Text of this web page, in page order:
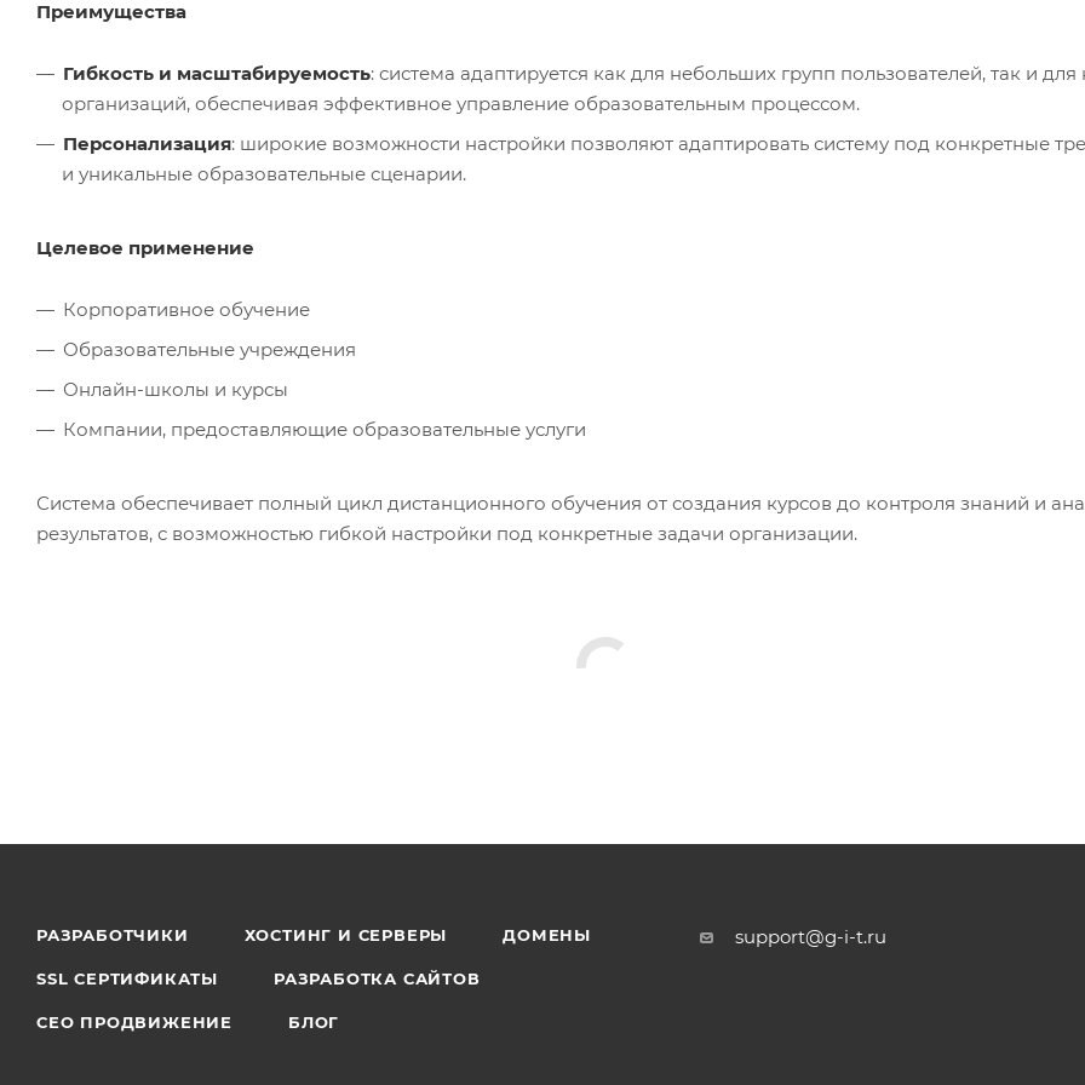
Преимущества
Гибкость и масштабируемость: система адаптируется как для небольших групп пользователей, так и
организаций, обеспечивая эффективное управление образовательным процессом.
Персонализация: широкие возможности настройки позволяют адаптировать систему под конкретные
и уникальные образовательные сценарии.
Целевое применение
Корпоративное обучение
Образовательные учреждения
Онлайн-школы и курсы
Компании, предоставляющие образовательные услуги
Система обеспечивает полный цикл дистанционного обучения от создания курсов до контроля знаний и
результатов, с возможностью гибкой настройки под конкретные задачи организации.
РАЗРАБОТЧИКИ ХОСТИНГ И СЕРВЕРЫ ДОМЕНЫ
SSL СЕРТИФИКАТЫ РАЗРАБОТКА САЙТОВ
СЕО ПРОДВИЖЕНИЕ БЛОГ
support@g-i-t.ru